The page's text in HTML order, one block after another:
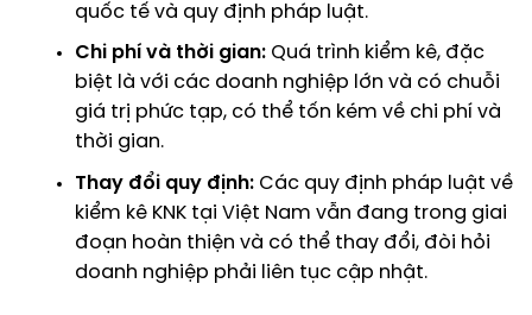
quốc tế và quy định pháp luật.
Chi phí và thời gian: Quá trình kiểm kê, đặc
biệt là với các doanh nghiệp lớn và có chuỗi
giá trị phức tạp, có thể tốn kém về chi phí và
thời gian.
Thay đổi quy định: Các quy định pháp luật về
kiểm kê KNK tại Việt Nam vẫn đang trong giai
đoạn hoàn thiện và có thể thay đổi, đòi hỏi
doanh nghiệp phải liên tục cập nhật.